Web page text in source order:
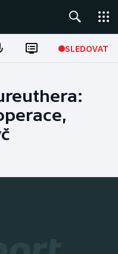
SLEDOVAT